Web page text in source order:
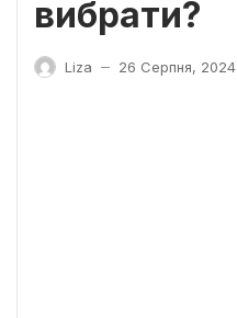
вибрати?
Liza — 26 Серпня, 2024